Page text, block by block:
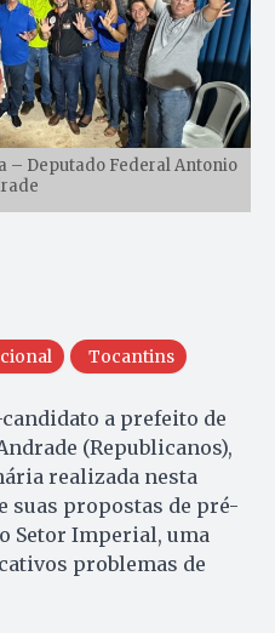
– Deputado Federal Antonio
Tocantins
a prefeito de
(Republicanos),
realizada nesta
suas propostas de pré-
Setor Imperial, uma
problemas de